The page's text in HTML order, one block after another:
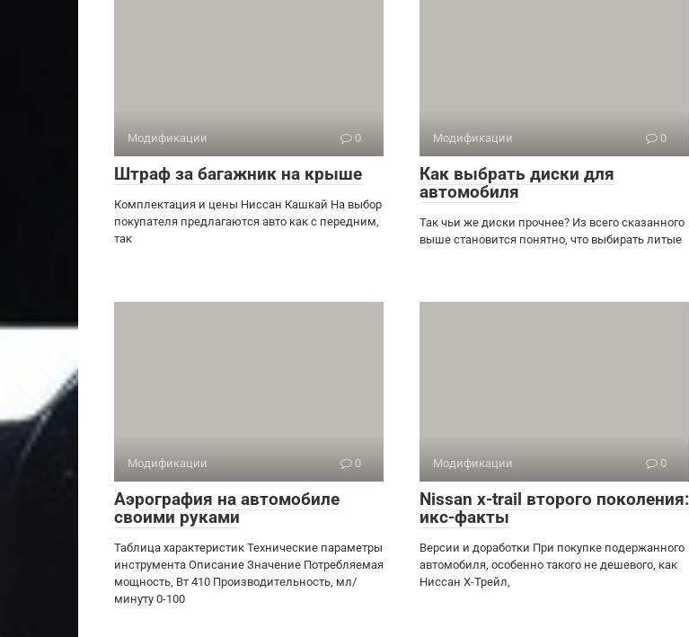
Модификации 0
Штраф за багажник на крыше
Комплектация и цены Ниссан Кашкай На выбор
покупателя предлагаются авто как с передним,
так
Модификации 0
Как выбрать диски для
автомобиля
Так чьи же диски прочнее? Из всего сказанного
выше становится понятно, что выбирать литые
Модификации 0
Аэрография на автомобиле
своими руками
Таблица характеристик Технические параметры
инструмента Описание Значение Потребляемая
мощность, Вт 410 Производительность, мл/
минуту 0-100
Модификации 0
Nissan x-trail второго поколения:
икс-факты
Версии и доработки При покупке подержанного
автомобиля, особенно такого не дешевого, как
Ниссан Х-Трейл,